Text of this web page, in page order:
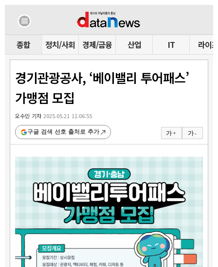
종합 정치/사회 경제/금융 산업 IT 라이프
경기관광공사, ‘베이밸리 투어패스’
가맹점 모집
오수민 기자2025.05.21 11:06:55
가 + 가 -
구글 검색 선호 출처로 추가